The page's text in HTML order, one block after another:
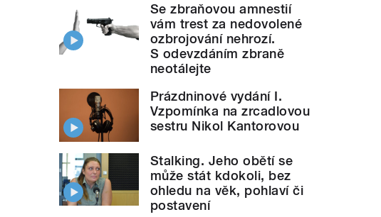
Se zbraňovou amnestií
vám trest za nedovolené
ozbrojování nehrozí.
S odevzdáním zbraně
neotálejte
Prázdninové vydání I.
Vzpomínka na zrcadlovou
sestru Nikol Kantorovou
Stalking. Jeho obětí se
může stát kdokoli, bez
ohledu na věk, pohlaví či
postavení